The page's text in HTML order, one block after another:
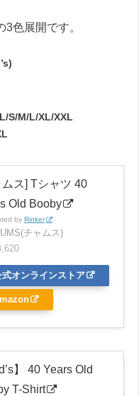
色展開です。
S/M/L/XL/XXL
ムス] Tシャツ 40
Old Booby
by Rinker
チャムス)
式オンラインストア
】 40 Years Old
T-Shirt